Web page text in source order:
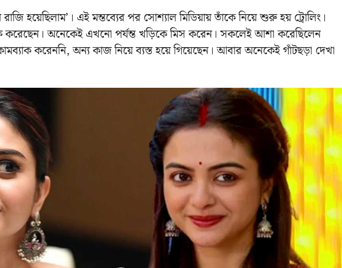
হয়েছিলাম’। এই মন্তব্যের পর সোশ্যাল মিডিয়ায় তাঁকে নিয়ে শুরু হয় ট্রোলিং।
করেছেন। অনেকেই এখনো পর্যন্ত খড়িকে মিস করেন। সকলেই আশা করেছিলেন
করেননি, অন্য কাজ নিয়ে ব্যস্ত হয়ে গিয়েছেন। আবার অনেকেই গাঁটছড়া দেখা